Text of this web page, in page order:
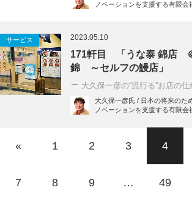
ノベーションを支援する有限会
サービス 2023.05.10
171軒目 「うな泰 錦店
錦 ～セルフの鰻店」
大久保一彦の“流行る”お店の仕
大久保一彦氏 / 日本の将来のた
ノベーションを支援する有限会
« 1 2 3 4
7 8 9 … 49